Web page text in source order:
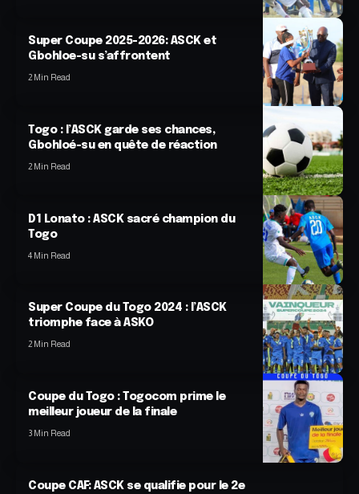
Super Coupe 2025-2026: ASCK et
Gbohloe-su s’affrontent
2 Min Read
Togo : l’ASCK garde ses chances,
Gbohloé-su en quête de réaction
2 Min Read
D1 Lonato : ASCK sacré champion du
Togo
4 Min Read
Super Coupe du Togo 2024 : l’ASCK
triomphe face à ASKO
2 Min Read
Coupe du Togo : Togocom prime le
meilleur joueur de la finale
3 Min Read
Coupe CAF: ASCK se qualifie pour le 2e